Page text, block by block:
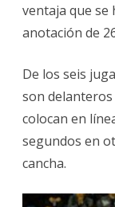
ventaja que se
anotación de
De los seis
son
colocan en
segundos en
cancha.